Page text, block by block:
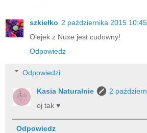
szkiełko 2 października 2015 10:45
Olejek z Nuxe jest cudowny!
Odpowiedz
Odpowiedzi
Kasia Naturalnie
2
oj tak ♥
Odpowiedz